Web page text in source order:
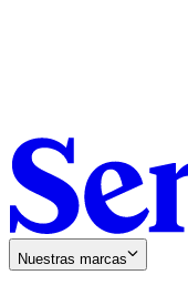
Nuestras marcas